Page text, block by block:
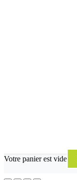
Votre panier est vide